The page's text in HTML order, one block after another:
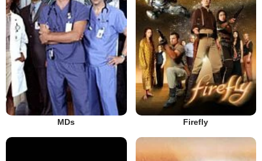
MDs Firefly